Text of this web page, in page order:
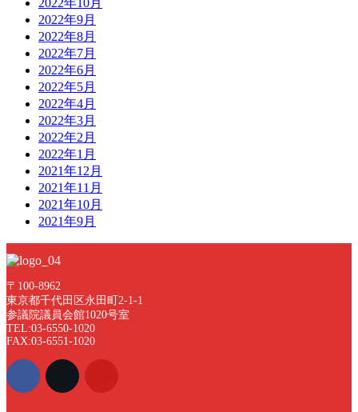
2022年10月
2022年9月
2022年8月
2022年7月
2022年6月
2022年5月
2022年4月
2022年3月
2022年2月
2022年1月
2021年12月
2021年11月
2021年10月
2021年9月
〒100-8962
東京都千代田区永田町2-1-1
参議院議員会館1020号室
TEL:03-6550-1020
FAX:03-6551-1020